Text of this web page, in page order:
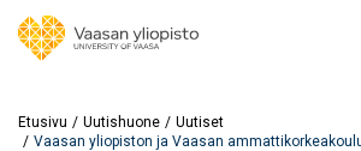
Etusivu Uutishuone
Uutiset
Vaasan yliopiston ja Vaasan